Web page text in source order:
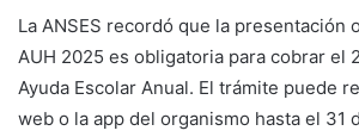
La ANSES recordó que la presentación
AUH 2025 es obligatoria para cobrar el
Ayuda Escolar Anual. El trámite puede
web o la app del organismo hasta el 31